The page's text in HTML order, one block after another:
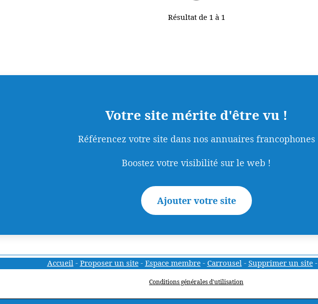
Résultat de 1 à 1
Votre site mérite d'être vu !
Référencez votre site dans nos annuaires francophones
Boostez votre visibilité sur le web !
Ajouter votre site
Accueil - Proposer un site- Espace membre- Carrousel - Supprimer un site-
Conditions générales d'utilisation